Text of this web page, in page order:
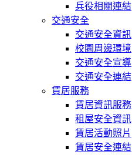
兵役相關連結
交通安全
交通安全資訊
校園周邊環境
交通安全宣導
交通安全連結
賃居服務
賃居資訊服務
租屋安全資訊
賃居活動照片
賃居安全連結